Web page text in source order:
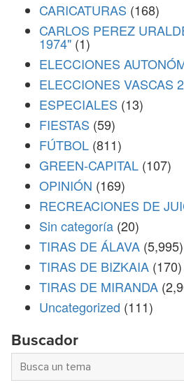
CARICATURAS (168)
CARLOS PEREZ
1974" (1)
ELECCIONES
ELECCIONES VASCAS
ESPECIALES (13)
FIESTAS (59)
FÚTBOL (811)
GREEN-CAPITAL (107)
OPINIÓN (169)
RECREACIONES DE
Sin categoría (20)
TIRAS DE ÁLAVA (5,995)
TIRAS DE BIZKAIA (170)
TIRAS DE MIRANDA
Uncategorized (111)
Buscador